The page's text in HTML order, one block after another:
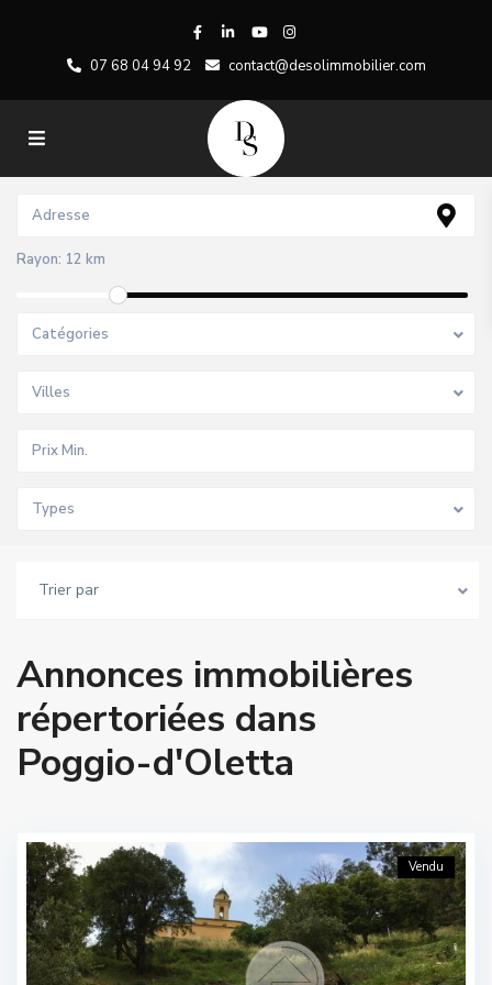
07 68 04 94 92 contact@desolimmobilier.com
Rayon: 12 km
Catégories
Villes
Types
Trier par
Annonces immobilières
répertoriées dans
Poggio-d'Oletta
Vendu